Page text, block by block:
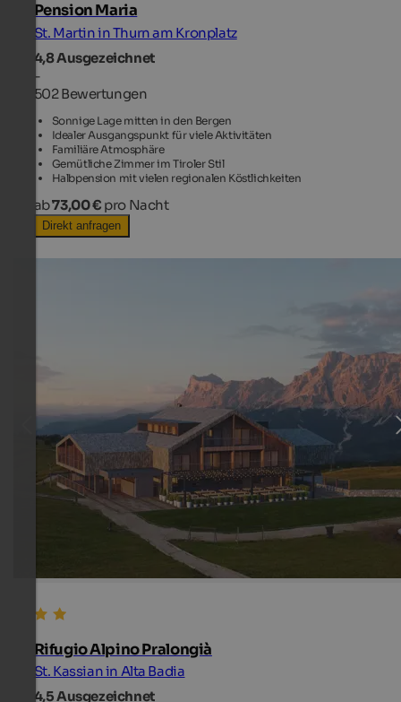
Pension Maria
St. Martin in Thurn am Kronplatz
4,8Ausgezeichnet
-
502 Bewertungen
Sonnige Lage mitten in den Bergen
Idealer Ausgangspunkt für viele Aktivitäten
Familiäre Atmosphäre
Gemütliche Zimmer im Tiroler Stil
Halbpension mit vielen regionalen Köstlichkeiten
ab73,00 € pro Nacht
Direkt anfragen
Rifugio Alpino Pralongià
St. Kassian in Alta Badia
4,5Ausgezeichnet